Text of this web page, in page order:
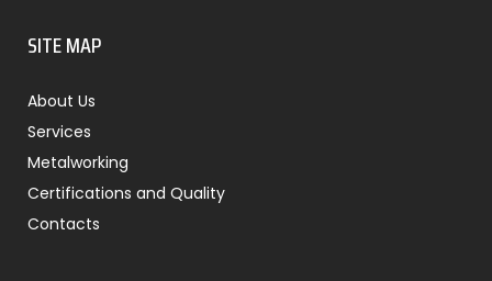
SITE MAP
About Us
Services
Metalworking
Certifications and Quality
Contacts